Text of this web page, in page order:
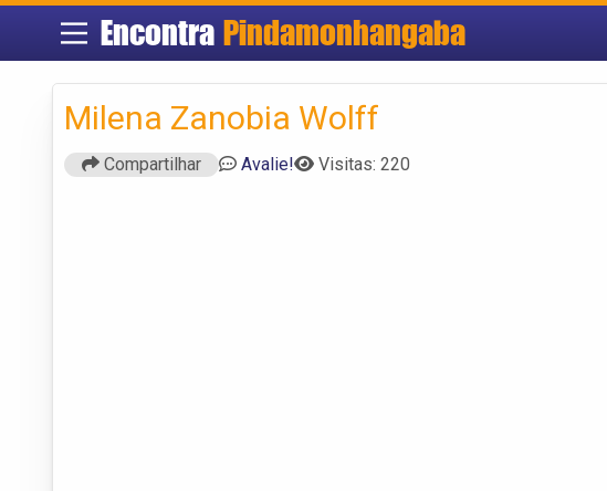
Encontra Pindamonhangaba
Milena Zanobia Wolff
Compartilhar Avalie! Visitas: 220